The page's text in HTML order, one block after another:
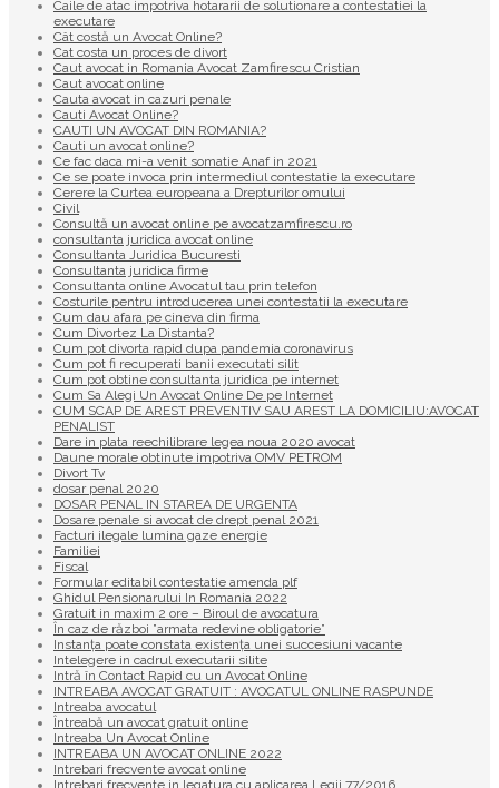
Caile de atac impotriva hotararii de solutionare a contestatiei la
executare
Cât costă un Avocat Online?
Cat costa un proces de divort
Caut avocat in Romania Avocat Zamfirescu Cristian
Caut avocat online
Cauta avocat in cazuri penale
Cauti Avocat Online?
CAUTI UN AVOCAT DIN ROMANIA?
Cauti un avocat online?
Ce fac daca mi-a venit somatie Anaf in 2021
Ce se poate invoca prin intermediul contestatie la executare
Cerere la Curtea europeana a Drepturilor omului
Civil
Consultă un avocat online pe avocatzamfirescu.ro
consultanta juridica avocat online
Consultanta Juridica Bucuresti
Consultanta juridica firme
Consultanta online Avocatul tau prin telefon
Costurile pentru introducerea unei contestatii la executare
Cum dau afara pe cineva din firma
Cum Divortez La Distanta?
Cum pot divorta rapid dupa pandemia coronavirus
Cum pot fi recuperati banii executati silit
Cum pot obtine consultanta juridica pe internet
Cum Sa Alegi Un Avocat Online De pe Internet
CUM SCAP DE AREST PREVENTIV SAU AREST LA DOMICILIU:AVOCAT
PENALIST
Dare in plata reechilibrare legea noua 2020 avocat
Daune morale obtinute impotriva OMV PETROM
Divort Tv
dosar penal 2020
DOSAR PENAL IN STAREA DE URGENTA
Dosare penale si avocat de drept penal 2021
Facturi ilegale lumina gaze energie
Familiei
Fiscal
Formular editabil contestatie amenda plf
Ghidul Pensionarului In Romania 2022
Gratuit in maxim 2 ore – Biroul de avocatura
În caz de război ”armata redevine obligatorie”
Instanța poate constata existenţa unei succesiuni vacante
Intelegere in cadrul executarii silite
Intră în Contact Rapid cu un Avocat Online
INTREABA AVOCAT GRATUIT : AVOCATUL ONLINE RASPUNDE
Intreaba avocatul
Întreabă un avocat gratuit online
Intreaba Un Avocat Online
INTREABA UN AVOCAT ONLINE 2022
Intrebari frecvente avocat online